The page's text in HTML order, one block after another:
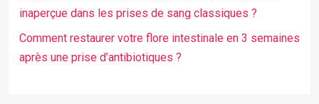
inaperçue dans les prises de sang classiques ?
Comment restaurer votre flore intestinale en 3 semaines
après une prise d’antibiotiques ?